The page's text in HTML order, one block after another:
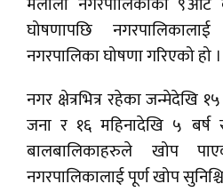
घोषणापछि
नगरपालिका घोषणा गरिएको हो ।
नगर क्षेत्रभित्र रहेका जन्मेदेखि
जना र १६ महिनादेखि ५
बालबालिकाहरुले खोप
नगरपालिकालाई पूर्ण खोप